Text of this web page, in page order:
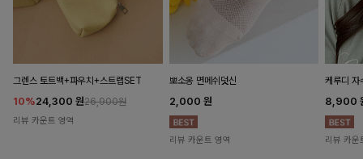
그렌스 토트백+파우치+스트랩SET
10%24,300 원26,900원
리뷰 카운트 영역
뽀소옹 면메쉬덧신
2,000 원
리뷰 카운트 영역
케루디 자
8,900
리뷰 카운